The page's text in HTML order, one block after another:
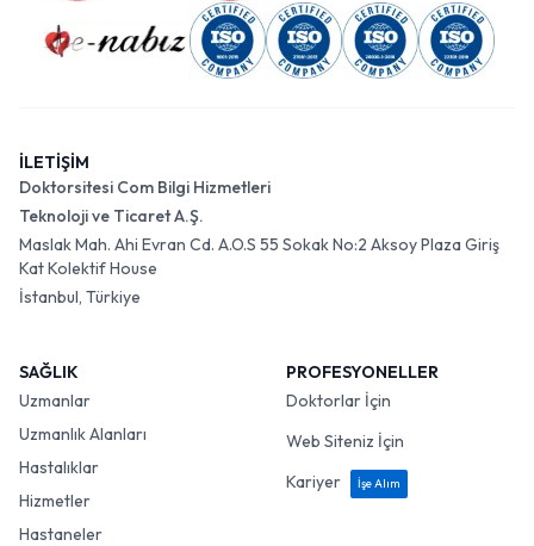
İLETİŞİM
Doktorsitesi Com Bilgi Hizmetleri
Teknoloji ve Ticaret A.Ş.
Maslak Mah. Ahi Evran Cd. A.O.S 55 Sokak No:2 Aksoy Plaza Giriş
Kat Kolektif House
İstanbul, Türkiye
SAĞLIK
Uzmanlar
Uzmanlık Alanları
Hastalıklar
Hizmetler
Hastaneler
PROFESYONELLER
Doktorlar İçin
Web Siteniz İçin
Kariyer
İşe Alım